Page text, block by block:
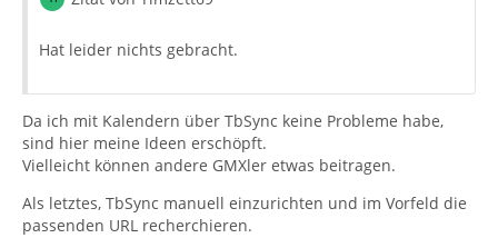
Hat leider nichts gebracht.
Da ich mit Kalendern über TbSync keine Probleme habe,
sind hier meine Ideen erschöpft.
Vielleicht können andere GMXler etwas beitragen.
Als letztes, TbSync manuell einzurichten und im Vorfeld die
passenden URL recherchieren.